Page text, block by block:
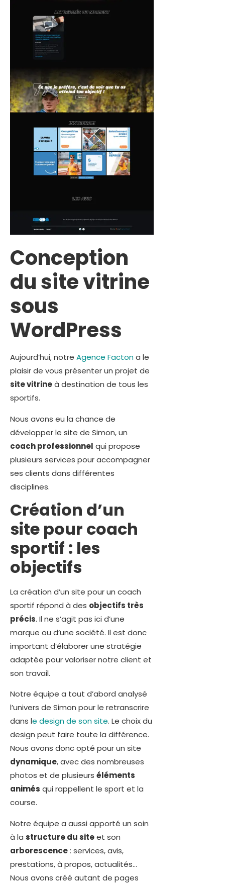
Conception
du site vitrine
sous
WordPress
Aujourd’hui, notre Agence Factona le
plaisir de vous présenter un projet de
site vitrineà destination de tous les
sportifs.
Nous avons eu la chance de
développer le site de Simon, un
coach professionnel qui propose
plusieurs services pour accompagner
ses clients dans différentes
disciplines.
Création d’un
site pour coach
sportif : les
objectifs
La création d’un site pour un coach
sportif répond à des objectifs très
précis. Il ne s’agit pas ici d’une
marque ou d’une société. Il est donc
important d’élaborer une stratégie
adaptée pour valoriser notre client et
son travail.
Notre équipe a tout d’abord analysé
l’univers de Simon pour le retranscrire
dans le design de son site. Le choix du
design peut faire toute la différence.
Nous avons donc opté pour un site
dynamique, avec des nombreuses
photos et de plusieurs éléments
animés qui rappellent le sport et la
course.
Notre équipe a aussi apporté un soin
à la structure du siteet son
arborescence: services, avis,
prestations, à propos, actualités…
Nous avons créé autant de pages